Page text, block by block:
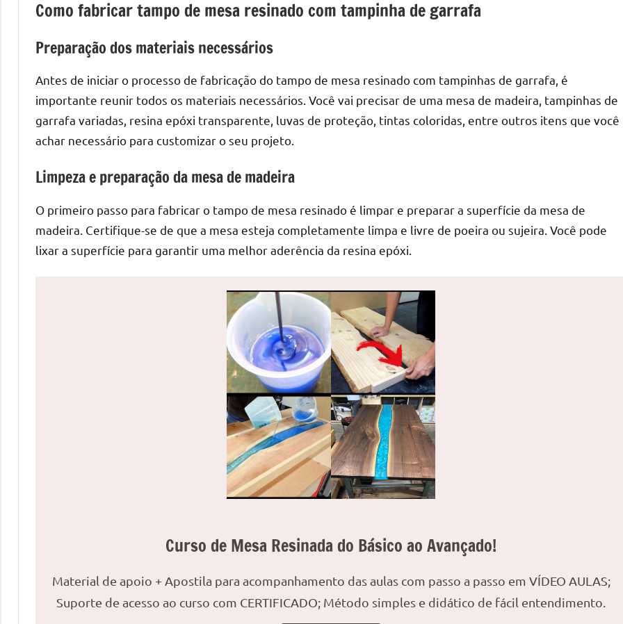
de
de
de
resina
e
as
mesas
resinadas.
Quer
esteja
uma
mesa
redonda
para
reuniões
ou
uma
mesa
de
jantar
para
lugares,
aqui
encontrará
tudo
Como fabricar tampo de mesa resinado com tampinha de garrafa
Preparação dos materiais necessários
Antes de iniciar o processo de fabricação do tampo de mesa resinado com tampinhas de garrafa, é
importante reunir todos os materiais necessários. Você vai precisar de uma mesa de madeira, tampinhas de
garrafa variadas, resina epóxi transparente, luvas de proteção, tintas coloridas, entre outros itens que você
achar necessário para customizar o seu projeto.
Limpeza e preparação da mesa de madeira
O primeiro passo para fabricar o tampo de mesa resinado é limpar e preparar a superfície da mesa de
madeira. Certifique-se de que a mesa esteja completamente limpa e livre de poeira ou sujeira. Você pode
lixar a superfície para garantir uma melhor aderência da resina epóxi.
Curso de Mesa Resinada do Básico ao Avançado!
Material de apoio + Apostila para acompanhamento das aulas com passo a passo em VÍDEO AULAS;
Suporte de acesso ao curso com CERTIFICADO; Método simples e didático de fácil entendimento.